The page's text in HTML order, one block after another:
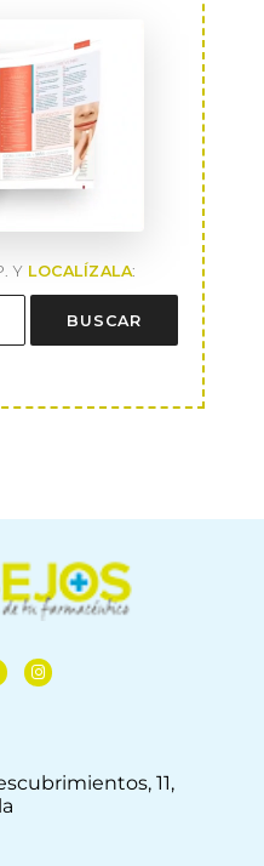
Y LOCALÍZALA:
BUSCAR
11,